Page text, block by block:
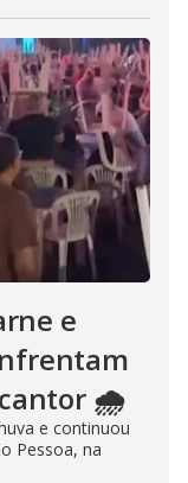
e
cantor 🌧️
e continuou
Pessoa, na